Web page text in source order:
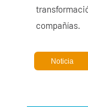
compañías.
Noticia